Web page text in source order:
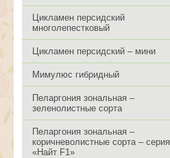
Цикламен персидский
многолепестковый
Цикламен персидский – мини
Мимулюс гибридный
Пеларгония зональная –
зеленолистные сорта
Пеларгония зональная –
коричневолистные сорта – серия
«Найт F1»